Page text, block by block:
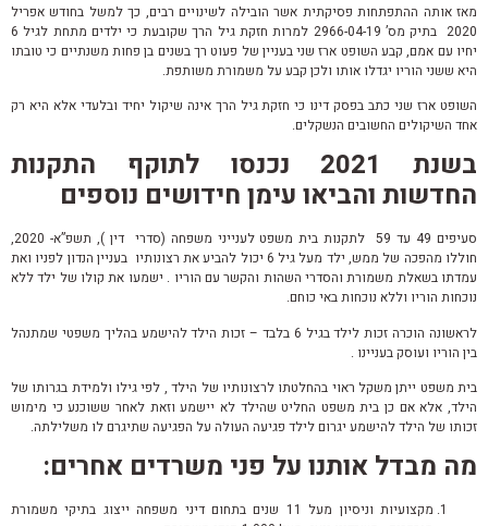
מאז אותה ההתפתחות פסיקתית אשר הובילה לשינויים רבים, כך למשל בחודש אפריל
2020 בתיק מס’ 2966-04-19 למרות חזקת גיל הרך שקובעת כי ילדים מתחת לגיל 6
יחיו עם אמם, קבע השופט ארז שני בעניין של פעוט רך בשנים בן פחות משנתיים כי טובתו
היא ששני הוריו יגדלו אותו ולכן קבע על משמורת משותפת.
השופט ארז שני כתב בפסק דינו כי חזקת גיל הרך אינה שיקול יחיד ובלעדי אלא היא רק
אחד השיקולים החשובים הנשקלים.
בשנת 2021 נכנסו לתוקף התקנות
החדשות והביאו עימן חידושים נוספים
סעיפים 49 עד 59 לתקנות בית משפט לענייני משפחה (סדרי דין ), תשפ”א- 2020,
חוללו מהפכה של ממש, ילד מעל גיל 6 יכול להביע את רצונותיו בעניין הנדון לפניו ואת
עמדתו בשאלת משמורת והסדרי השהות והקשר עם הוריו . ישמעו את קולו של ילד ללא
נוכחות הוריו וללא נוכחות באי כוחם.
לראשונה הוכרה זכות לילד בגיל 6 בלבד – זכות הילד להישמע בהליך משפטי שמתנהל
בין הוריו ועוסק בעניינו .
בית משפט ייתן משקל ראוי בהחלטתו לרצונותיו של הילד , לפי גילו ולמידת בגרותו של
הילד, אלא אם כן בית משפט החליט שהילד לא יישמע וזאת לאחר ששוכנע כי מימוש
זכותו של הילד להישמע יגרום לילד פגיעה העולה על הפגיעה שתיגרם לו משלילתה.
מה מבדל אותנו על פני משרדים אחרים:
מקצועיות וניסיון מעל 11 שנים בתחום דיני משפחה ייצוג בתיקי משמורת